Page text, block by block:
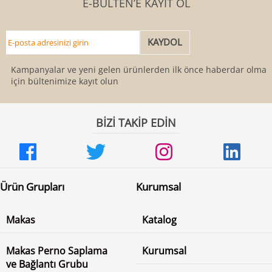
E-BÜLTEN’E KAYIT OL
Kampanyalar ve yeni gelen ürünlerden ilk önce haberdar olmak
için bültenimize kayıt olun
BİZİ TAKİP EDİN
Ürün Grupları
Makas
Makas Perno Saplama
ve Bağlantı Grubu
Kurumsal
Katalog
Kurumsal